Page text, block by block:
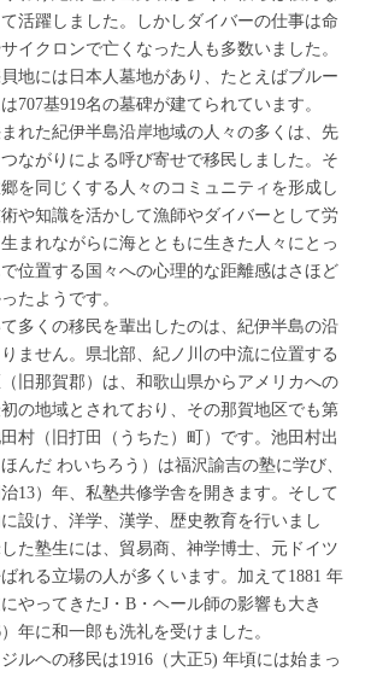
活躍しました。しかしダイバーの仕事は命
イクロンで亡くなった人も多数いました。
地には日本人墓地があり、たとえばブルー
707基919名の墓碑が建てられています。
れた紀伊半島沿岸地域の人々の多くは、先
ながりによる呼び寄せで移民しました。そ
を同じくする人々のコミュニティを形成し
や知識を活かして漁師やダイバーとして労
まれながらに海とともに生きた人々にとっ
位置する国々への心理的な距離感はさほど
たようです。
多くの移民を輩出したのは、紀伊半島の沿
ません。県北部、紀ノ川の中流に位置する
旧那賀郡）は、和歌山県からアメリカへの
の地域とされており、その那賀地区でも第
村（旧打田（うちた）町）です。池田村出
んだ わいちろう）は福沢諭吉の塾に学び、
13）年、私塾共修学舎を開きます。そして
設け、洋学、漢学、歴史教育を行いまし
た塾生には、貿易商、神学博士、元ドイツ
れる立場の人が多くいます。加えて1881 年
やってきたJ・B・ヘール師の影響も大き
年に和一郎も洗礼を受けました。
ルヘの移民は1916（大正5) 年頃には始まっ